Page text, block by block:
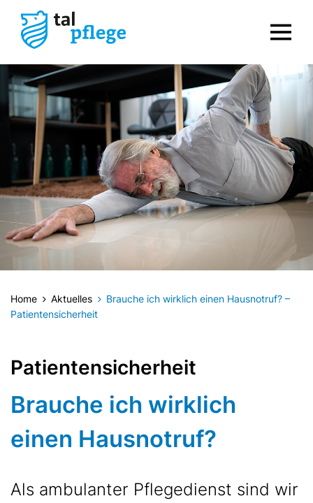
Home Aktuelles
Brauche ich wirklich einen Hausnotruf? –
Patientensicherheit
Patientensicherheit
Brauche ich wirklich
einen Hausnotruf?
Als ambulanter Pflegedienst sind wir